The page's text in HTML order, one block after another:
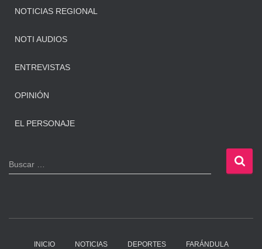
NOTICIAS REGIONAL
NOTI AUDIOS
ENTREVISTAS
OPINIÓN
EL PERSONAJE
B
u
Buscar …
INICIO NOTICIAS DEPORTES FARÁNDULA